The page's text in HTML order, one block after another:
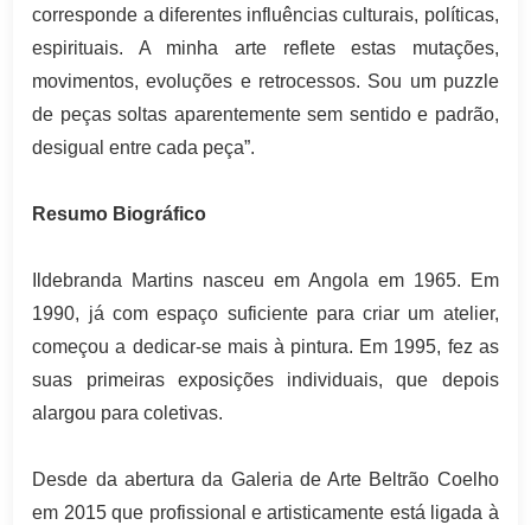
corresponde a diferentes influências culturais, políticas,
espirituais. A minha arte reflete estas mutações,
movimentos, evoluções e retrocessos. Sou um puzzle
de peças soltas aparentemente sem sentido e padrão,
desigual entre cada peça”.
Resumo Biográfico
Ildebranda Martins nasceu em Angola em 1965. Em
1990, já com espaço suficiente para criar um atelier,
começou a dedicar-se mais à pintura. Em 1995, fez as
suas primeiras exposições individuais, que depois
alargou para coletivas.
Desde da abertura da Galeria de Arte Beltrão Coelho
em 2015 que profissional e artisticamente está ligada à